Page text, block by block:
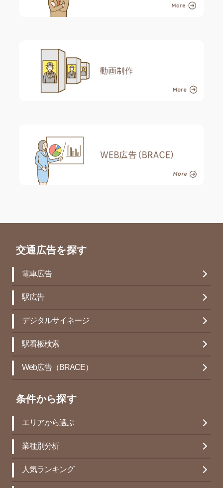
交通広告を探す
電車広告
駅広告
デジタルサイネージ
駅看板検索
Web広告（BRACE）
条件から探す
エリアから選ぶ
業種別分析
人気ランキング